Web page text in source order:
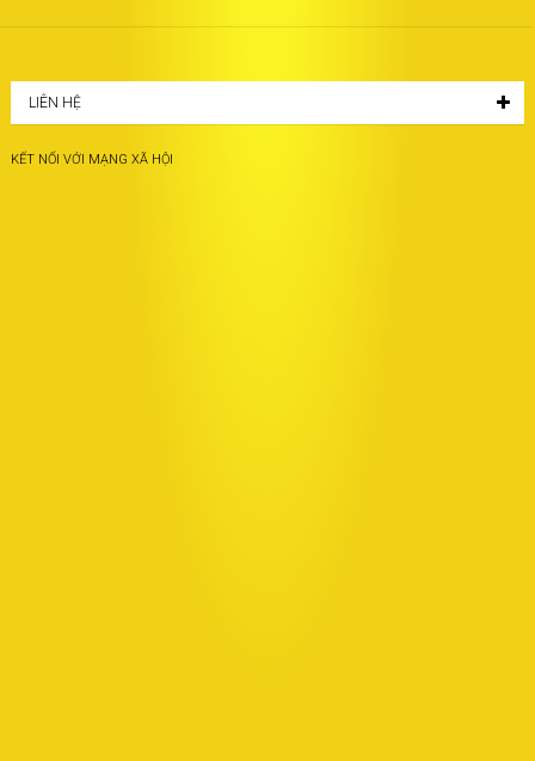
LIÊN HỆ
KẾT NỐI VỚI MẠNG XÃ HỘI